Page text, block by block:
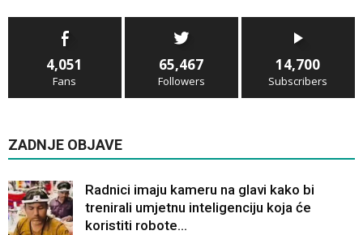
4,051
Fans
65,467
Followers
14,700
Subscribers
ZADNJE OBJAVE
Radnici imaju kameru na glavi kako bi
trenirali umjetnu inteligenciju koja će
koristiti robote...